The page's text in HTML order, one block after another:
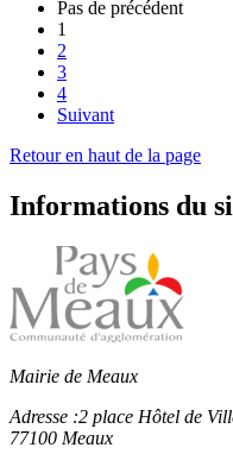
Pas de précédent
1
2
3
4
Suivant
Retour en haut de la page
Informations du
Mairie de Meaux
Adresse :2 place Hôtel de
77100 Meaux